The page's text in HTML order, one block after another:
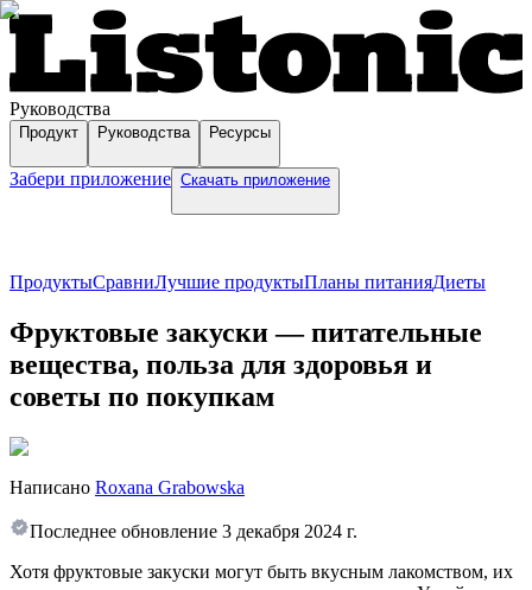
Руководства
Продукт Руководства Ресурсы
Забери приложение Скачать приложение
ПродуктыСравниЛучшие продуктыПланы питанияДиеты
Фруктовые закуски — питательные
вещества, польза для здоровья и
советы по покупкам
Написано Roxana Grabowska
Последнее обновление 3 декабря 2024 г.
Хотя фруктовые закуски могут быть вкусным лакомством, их